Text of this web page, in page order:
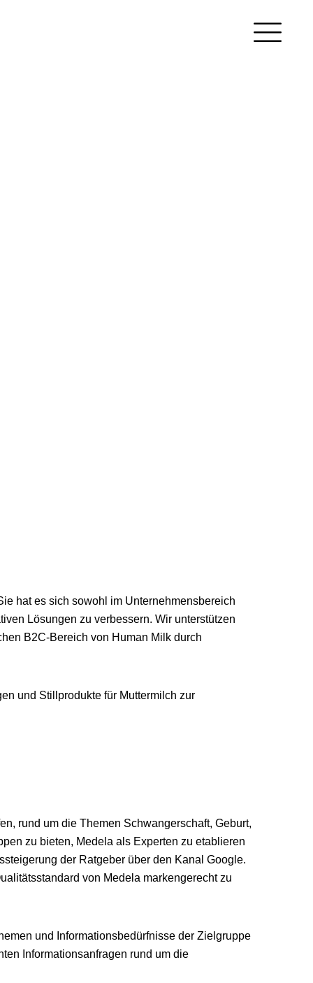
hat es sich sowohl im Unternehmensbereich
Lösungen zu verbessern. Wir unterstützen
B2C-Bereich von Human Milk durch
und Stillprodukte für Muttermilch zur
rund um die Themen Schwangerschaft, Geburt,
zu bieten, Medela als Experten zu etablieren
der Ratgeber über den Kanal Google.
von Medela markengerecht zu
und Informationsbedürfnisse der Zielgruppe
Informationsanfragen rund um die